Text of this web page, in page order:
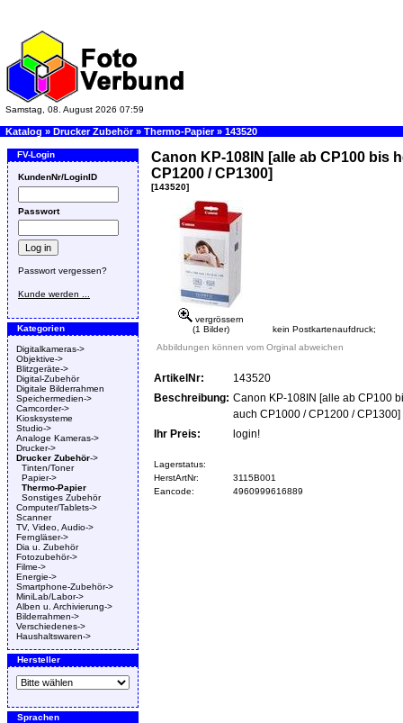
Samstag, 08. August 2026 07:59
Katalog » Drucker Zubehör» Thermo-Papier» 143520
FV-Login
KundenNr/LoginID
Passwort
Passwort vergessen?
Kunde werden ...
Kategorien
Digitalkameras->
Objektive->
Blitzgeräte->
Digital-Zubehör
Digitale Bilderrahmen
Speichermedien->
Camcorder->
Kiosksysteme
Studio->
Analoge Kameras->
Drucker->
Drucker Zubehör->
Tinten/Toner
Papier->
Thermo-Papier
Sonstiges Zubehör
Computer/Tablets->
Scanner
TV, Video, Audio->
Ferngläser->
Dia u. Zubehör
Fotozubehör->
Filme->
Energie->
Smartphone-Zubehör->
MiniLab/Labor->
Alben u. Archivierung->
Bilderrahmen->
Verschiedenes->
Haushaltswaren->
Hersteller
Sprachen
Canon KP-108IN [alle ab CP100 bis
CP1200 / CP1300]
[143520]
vergrössern
(1 Bilder)
kein Postkartenaufdruck;
Abbildungen können vom Orginal abweichen
ArtikelNr:
143520
Beschreibung: Canon KP-108IN [alle ab CP100
auch CP1000 / CP1200 / CP1300]
Ihr Preis:
login!
Lagerstatus:
HerstArtNr:
3115B001
Eancode:
4960999616889